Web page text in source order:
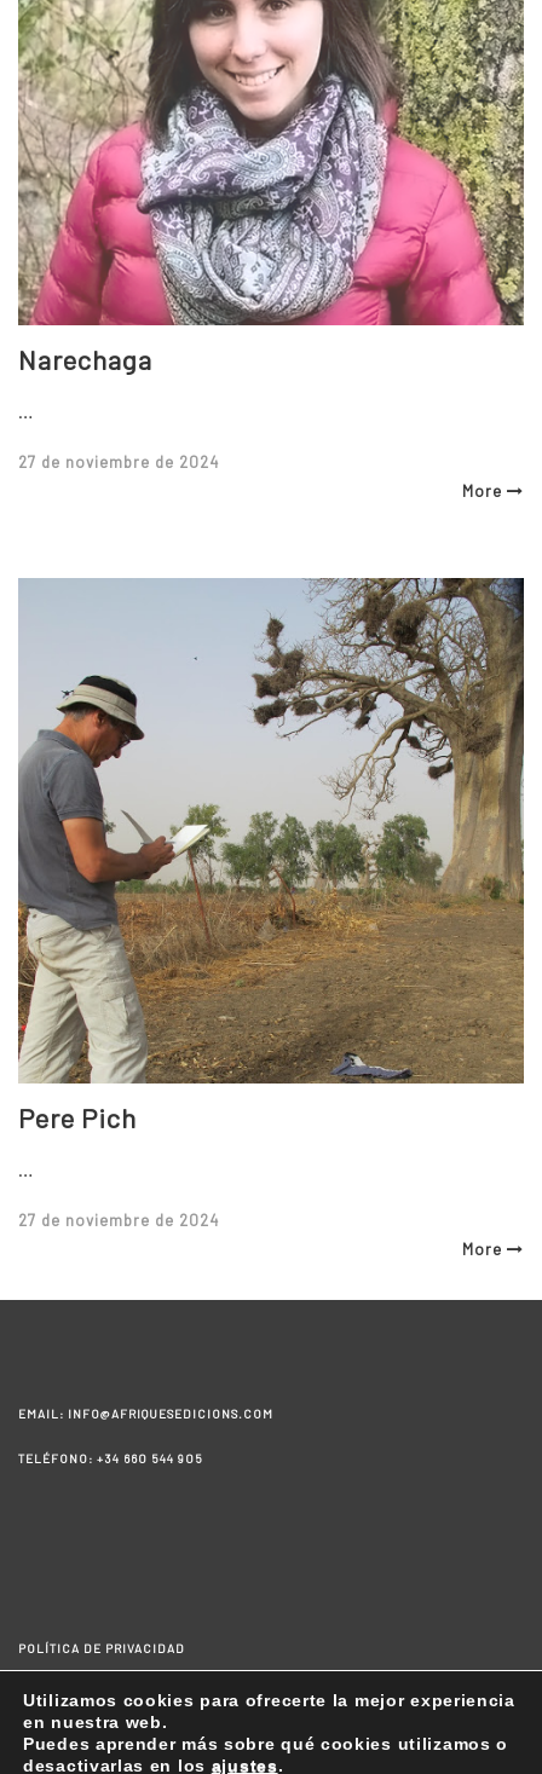
Narechaga
…
Posted
27 de noviembre de 2024
More
Pere Pich
…
Posted
27 de noviembre de 2024
More
EMAIL: INFO@AFRIQUESEDICIONS.COM
TELÉFONO: +34 660 544 905
POLÍTICA DE PRIVACIDAD
AVISO LEGAL
CONDICIONES GENERALES DE LA COMPRA
Utilizamos cookies para ofrecerte la mejor experiencia
en nuestra web.
Puedes aprender más sobre qué cookies utilizamos o
desactivarlas en los ajustes.